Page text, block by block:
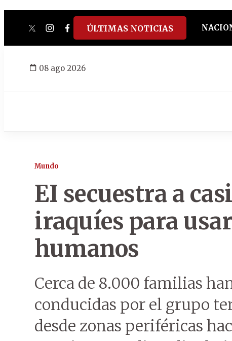
twitterinstagram
facebook
tiktokyoutube
spotify
ÚLTIMAS NOTICIAS
08 ago 2026
Mundo
EI secuestra a
iraquíes para
humanos
Cerca de 8.000 familias
conducidas por el grupo
desde zonas periféricas